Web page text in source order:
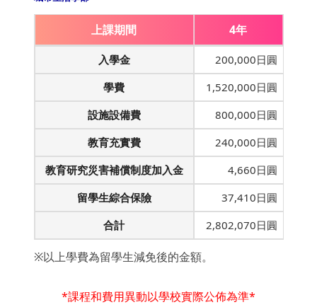
上課期間 4年
入學金
200,000日圓
學費
1,520,000日圓
設施設備費
800,000日圓
教育充實費
240,000日圓
教育研究災害補償制度加入金
4,660日圓
留學生綜合保險
37,410日圓
合計
2,802,070日圓
※以上學費為留學生減免後的金額。
*課程和費用異動以學校實際公佈為準*